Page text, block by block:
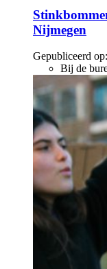
Nijmegen
Gepubliceerd op:
Bij de